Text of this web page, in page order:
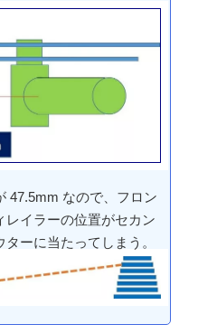
47.5mm なので、フロン
レイラーの位置がセカン
ーに当たってしまう。